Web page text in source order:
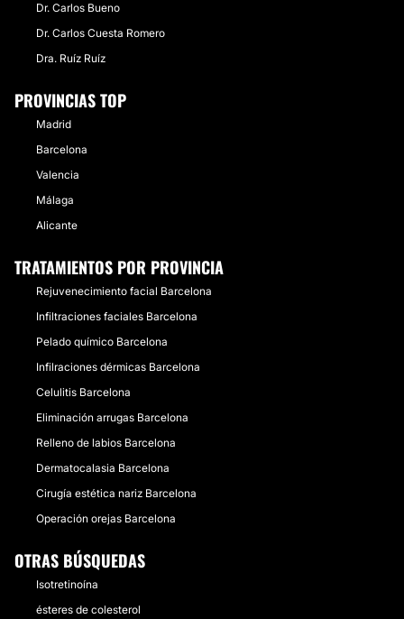
Dr. Carlos Bueno
Dr. Carlos Cuesta Romero
Dra. Ruíz Ruíz
PROVINCIAS TOP
Madrid
Barcelona
Valencia
Málaga
Alicante
TRATAMIENTOS POR PROVINCIA
Rejuvenecimiento facial Barcelona
Infiltraciones faciales Barcelona
Pelado químico Barcelona
Infilraciones dérmicas Barcelona
Celulitis Barcelona
Eliminación arrugas Barcelona
Relleno de labios Barcelona
Dermatocalasia Barcelona
Cirugía estética nariz Barcelona
Operación orejas Barcelona
OTRAS BÚSQUEDAS
Isotretinoína
ésteres de colesterol